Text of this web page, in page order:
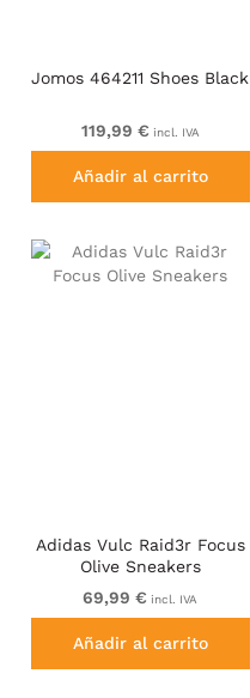
Jomos 464211 Shoes Black
119,99 € incl. IVA
Añadir al carrito
Adidas Vulc Raid3r Focus
Olive Sneakers
69,99 € incl. IVA
Añadir al carrito